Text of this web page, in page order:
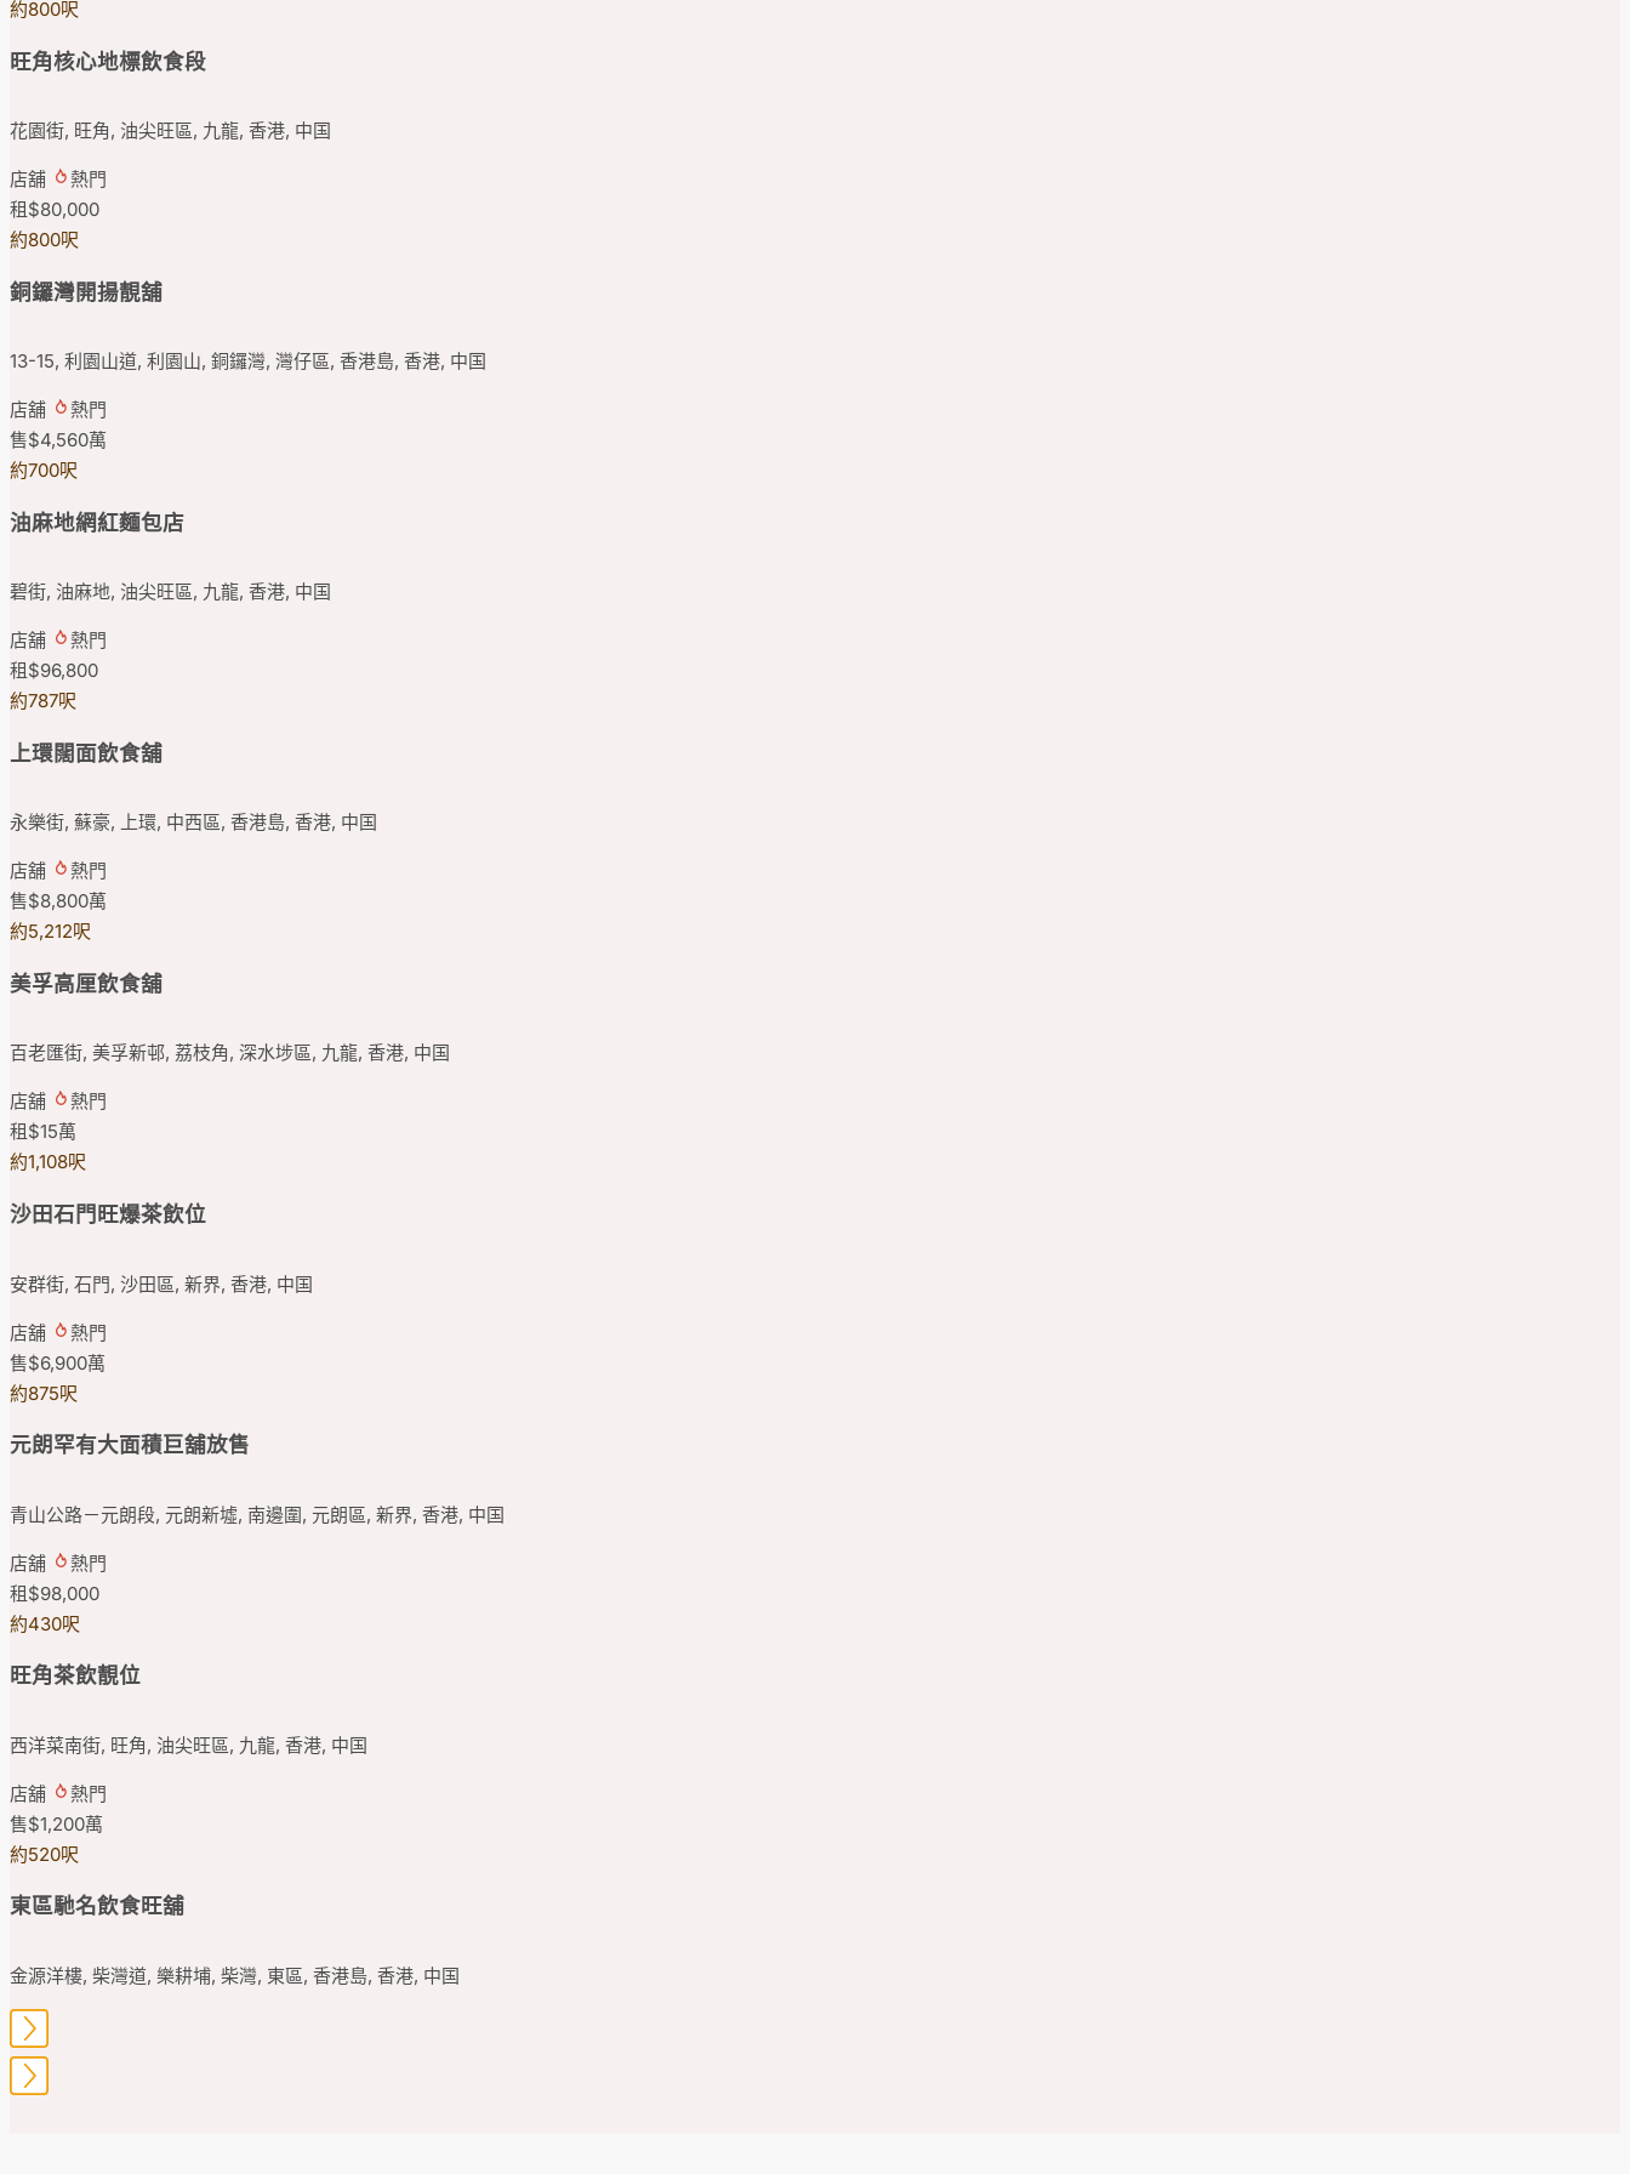
約800呎
旺角核心地標飲食段
花園街, 旺角, 油尖旺區, 九龍, 香港, 中国
店舖
熱門
租$80,000
約800呎
銅鑼灣開揚靚舖
13-15, 利園山道, 利園山, 銅鑼灣, 灣仔區, 香港島, 香港, 中国
店舖
熱門
售$4,560萬
約700呎
油麻地網紅麵包店
碧街, 油麻地, 油尖旺區, 九龍, 香港, 中国
店舖
熱門
租 $96,800
約787呎
上環闊面飲食舖
永樂街, 蘇豪, 上環, 中西區, 香港島, 香港, 中国
店舖
熱門
售$8,800萬
約5,212呎
美孚高厘飲食舖
百老匯街, 美孚新邨, 荔枝角, 深水埗區, 九龍, 香港, 中国
店舖
熱門
租 $15萬
約1,108呎
沙田石門旺爆茶飲位
安群街, 石門, 沙田區, 新界, 香港, 中国
店舖
熱門
售$6,900萬
約875呎
元朗罕有大面積巨舖放售
青山公路－元朗段, 元朗新墟, 南邊圍, 元朗區, 新界, 香港, 中国
店舖
熱門
租$98,000
約430呎
旺角茶飲靚位
西洋菜南街, 旺角, 油尖旺區, 九龍, 香港, 中国
店舖
熱門
售$1,200萬
約520呎
東區馳名飲食旺舖
金源洋樓, 柴灣道, 樂耕埔, 柴灣, 東區, 香港島, 香港, 中国